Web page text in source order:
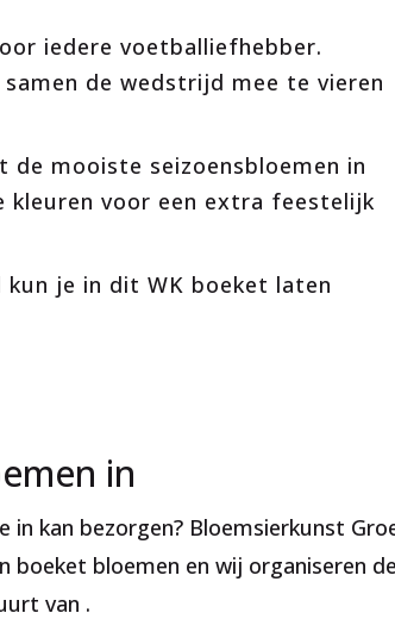
iedere voetballiefhebber.
de wedstrijd mee te vieren
de mooiste seizoensbloemen in
kleuren voor een extra feestelijk
je in dit WK boeket laten
in
kan bezorgen? Bloemsierkunst
bloemen en wij organiseren
van .